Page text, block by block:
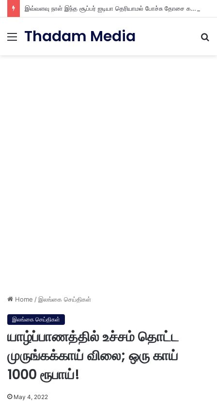
இவ்வளவு நாள் இந்த சூப்பர் ஐடியா தெரியாமல் போச்சு தோசை கல்ல ஐஸ் கட்டி மட்டும் போட்டு பாருங்க
Menu
Thadam Media
Home /இலங்கை செய்திகள்
இலங்கை செய்திகள்
யாழ்ப்பாணத்தில் உச்சம் தொட்ட
முருங்கக்காய் விலை; ஒரு காய்
1000 ரூபாய்!
May 4, 2022